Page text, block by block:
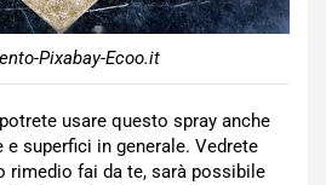
Pixabay-Ecoo.it
usare questo spray anche
e superfici in generale. Vedrete
rimedio fai da te, sarà possibile